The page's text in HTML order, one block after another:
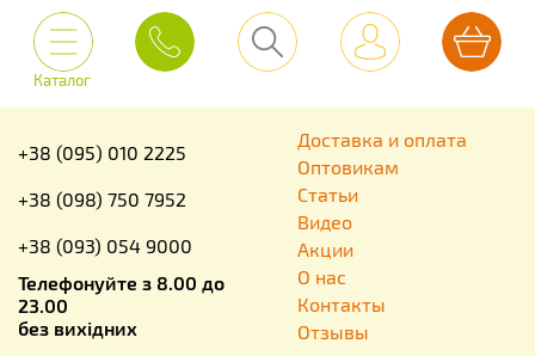
Каталог
+38 (095) 010 2225
+38 (098) 750 7952
+38 (093) 054 9000
Телефонуйте з 8.00 до
23.00
без вихідних
Доставка и оплата
Оптовикам
Статьи
Видео
Акции
О нас
Контакты
Отзывы